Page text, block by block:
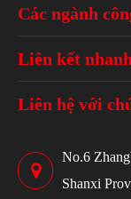
Các ngành
Liên kết nhanh
Liên hệ với
No.6
Shanxi